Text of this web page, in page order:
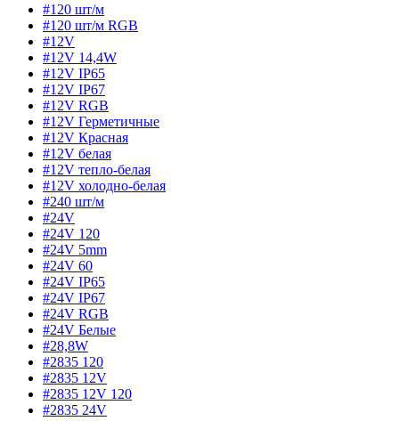
#120 шт/м
#120 шт/м RGB
#12V
#12V 14,4W
#12V IP65
#12V IP67
#12V RGB
#12V Герметичные
#12V Красная
#12V белая
#12V тепло-белая
#12V холодно-белая
#240 шт/м
#24V
#24V 120
#24V 5mm
#24V 60
#24V IP65
#24V IP67
#24V RGB
#24V Белые
#28,8W
#2835 120
#2835 12V
#2835 12V 120
#2835 24V